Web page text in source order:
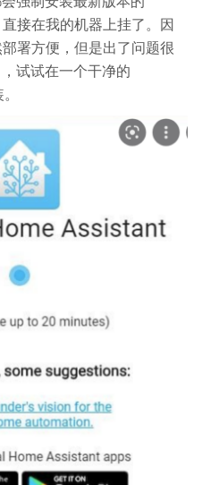
接在我的机器上挂了。因
署方便，但是出了问题很
试试在一个干净的